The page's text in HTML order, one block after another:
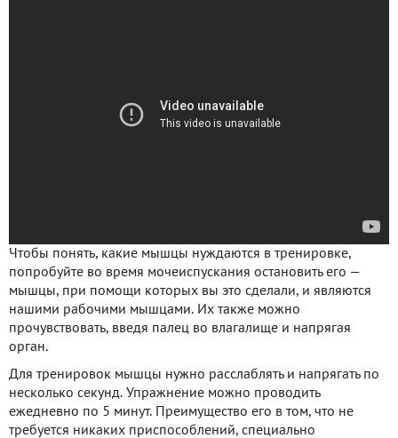
Чтобы понять, какие мышцы нуждаются в тренировке,
попробуйте во время мочеиспускания остановить его —
мышцы, при помощи которых вы это сделали, и являются
нашими рабочими мышцами. Их также можно
прочувствовать, введя палец во влагалище и напрягая
орган.
Для тренировок мышцы нужно расслаблять и напрягать по
несколько секунд. Упражнение можно проводить
ежедневно по 5 минут. Преимущество его в том, что не
требуется никаких приспособлений, специально